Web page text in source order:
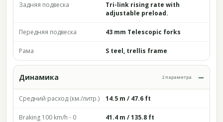
Задняя подвеска
Tri-link rising rate with
adjustable preload.
Передняя подвеска 43 mm Telescopic forks
Рама S teel, trellis frame
Динамика 2 параметра
Средний расход (км./литр.) 14.5 m / 47.6 ft
Braking 100 km/h - 0 41.4 m / 135.8 ft